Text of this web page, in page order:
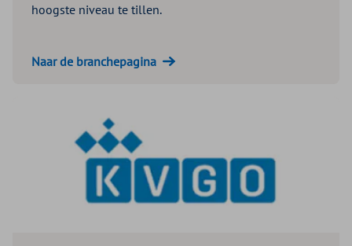
hoogste niveau te tillen.
Naar de branchepagina